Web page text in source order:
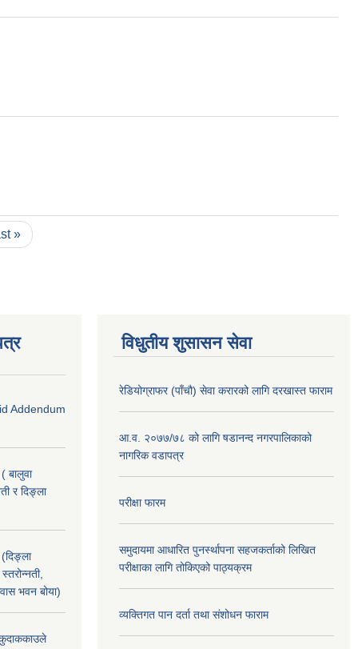
»
Addendum
बालुवा
र दिङ्ला
भवन बोया)
कुदाककाउले
विधुतीय शुसासन सेवा
रेडियोग्राफर (पाँचौ) सेवा करारको लागि दरखास्त फाराम
आ.व. २०७७/७८ को लागि षडानन्द नगरपालिकाको
नागरिक वडापत्र
परीक्षा फारम
समुदायमा आधारित पुनर्स्थापना सहजकर्ताको लिखित
परीक्षाका लागि तोकिएको पाठ्यक्रम
व्यक्तिगत पान दर्ता तथा संशोधन फाराम